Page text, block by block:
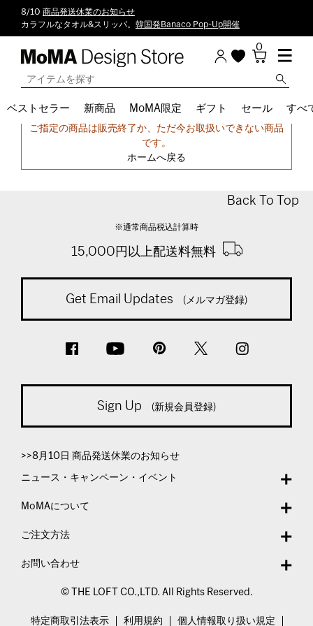
8/10 商品発送休業のお知らせ
カラフルなタオル&スリッパ。 韓国発Banaco Pop-Up開催
0
ベストセラー 新商品 MoMA限定 ギフト セール すべ
申し訳ございません。
ご指定の商品は販売終了か、ただ今お取扱いできない商品
です。
ホームへ戻る
Back To Top
※通常商品税込計算時
15,000円以上配送料無料
Get Email Updates (メルマガ登録)
Sign Up (新規会員登録)
>>8月10日 商品発送休業のお知らせ
ニュース・キャンペーン・イベント
MoMAについて
ご注文方法
お問い合わせ
© THE LOFT CO.,LTD. All Rights Reserved.
特定商取引法表示 利用規約 個人情報取り扱い規定